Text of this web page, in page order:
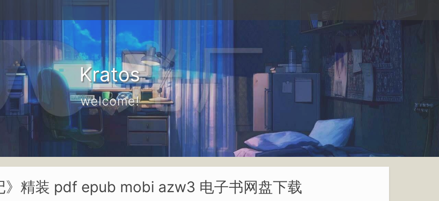
Kratos
welcome!
》精装 pdf epub mobi azw3 电子书网盘下载